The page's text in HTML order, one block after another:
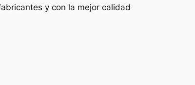
y con la mejor calidad